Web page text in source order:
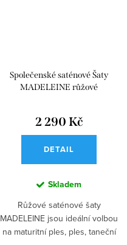
Společenské saténové Šaty
MADELEINE růžové
2 290 Kč
DETAIL
Skladem
Růžové saténové šaty
MADELEINE jsou ideální volbou
na maturitní ples, ples, taneční